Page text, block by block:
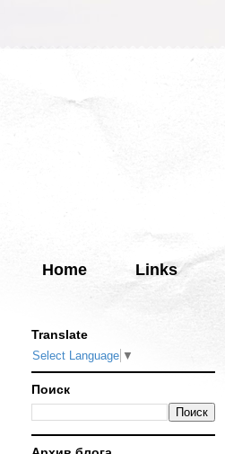
Home Links
Translate
Select Language ▼
Поиск